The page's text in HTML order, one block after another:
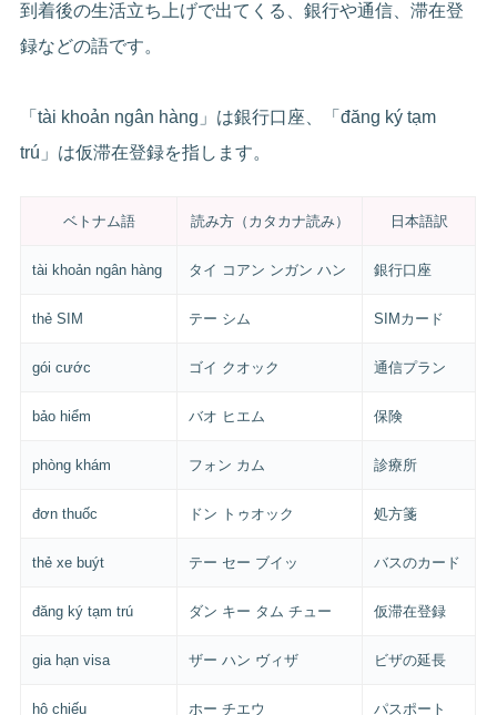
到着後の生活立ち上げで出てくる、銀行や通信、滞在登
録などの語です。
「tài khoản ngân hàng」は銀行口座、「đăng ký tạm
trú」は仮滞在登録を指します。
ベトナム語 読み方（カタカナ読み） 日本語訳
tài khoản ngân hàng タイ コアン ンガン ハン 銀行口座
thẻ SIM テー シム SIMカード
gói cước ゴイ クオック 通信プラン
bảo hiểm バオ ヒエム 保険
phòng khám フォン カム 診療所
đơn thuốc ドン トゥオック 処方箋
thẻ xe buýt テー セー ブイッ バスのカード
đăng ký tạm trú ダン キー タム チュー 仮滞在登録
gia hạn visa ザー ハン ヴィザ ビザの延長
hộ chiếu ホー チエウ パスポート